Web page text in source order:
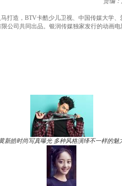
打造，BTV卡酷少儿卫视、中国传媒大学
限公司共同出品。银润传媒独家发行的动画
新皓时尚写真曝光 多种风格演绎不一样的魅